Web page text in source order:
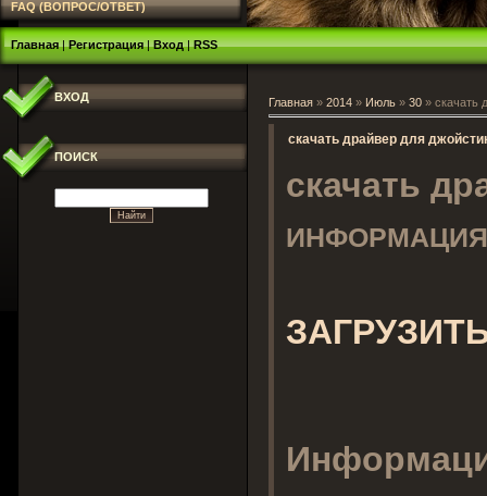
FAQ (ВОПРОС/ОТВЕТ)
Главная|Регистрация|Вход|RSS
ВХОД
ПОИСК
Главная » 2014 » Июль » 30 » скачать
скачать драйвер для
скачать